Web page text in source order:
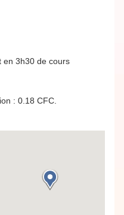
en 3h30 de cours
: 0.18 CFC.